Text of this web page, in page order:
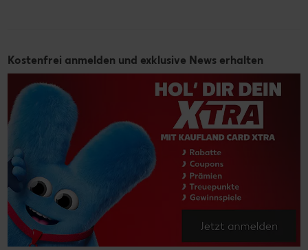
Kostenfrei anmelden und exklusive News erhalten